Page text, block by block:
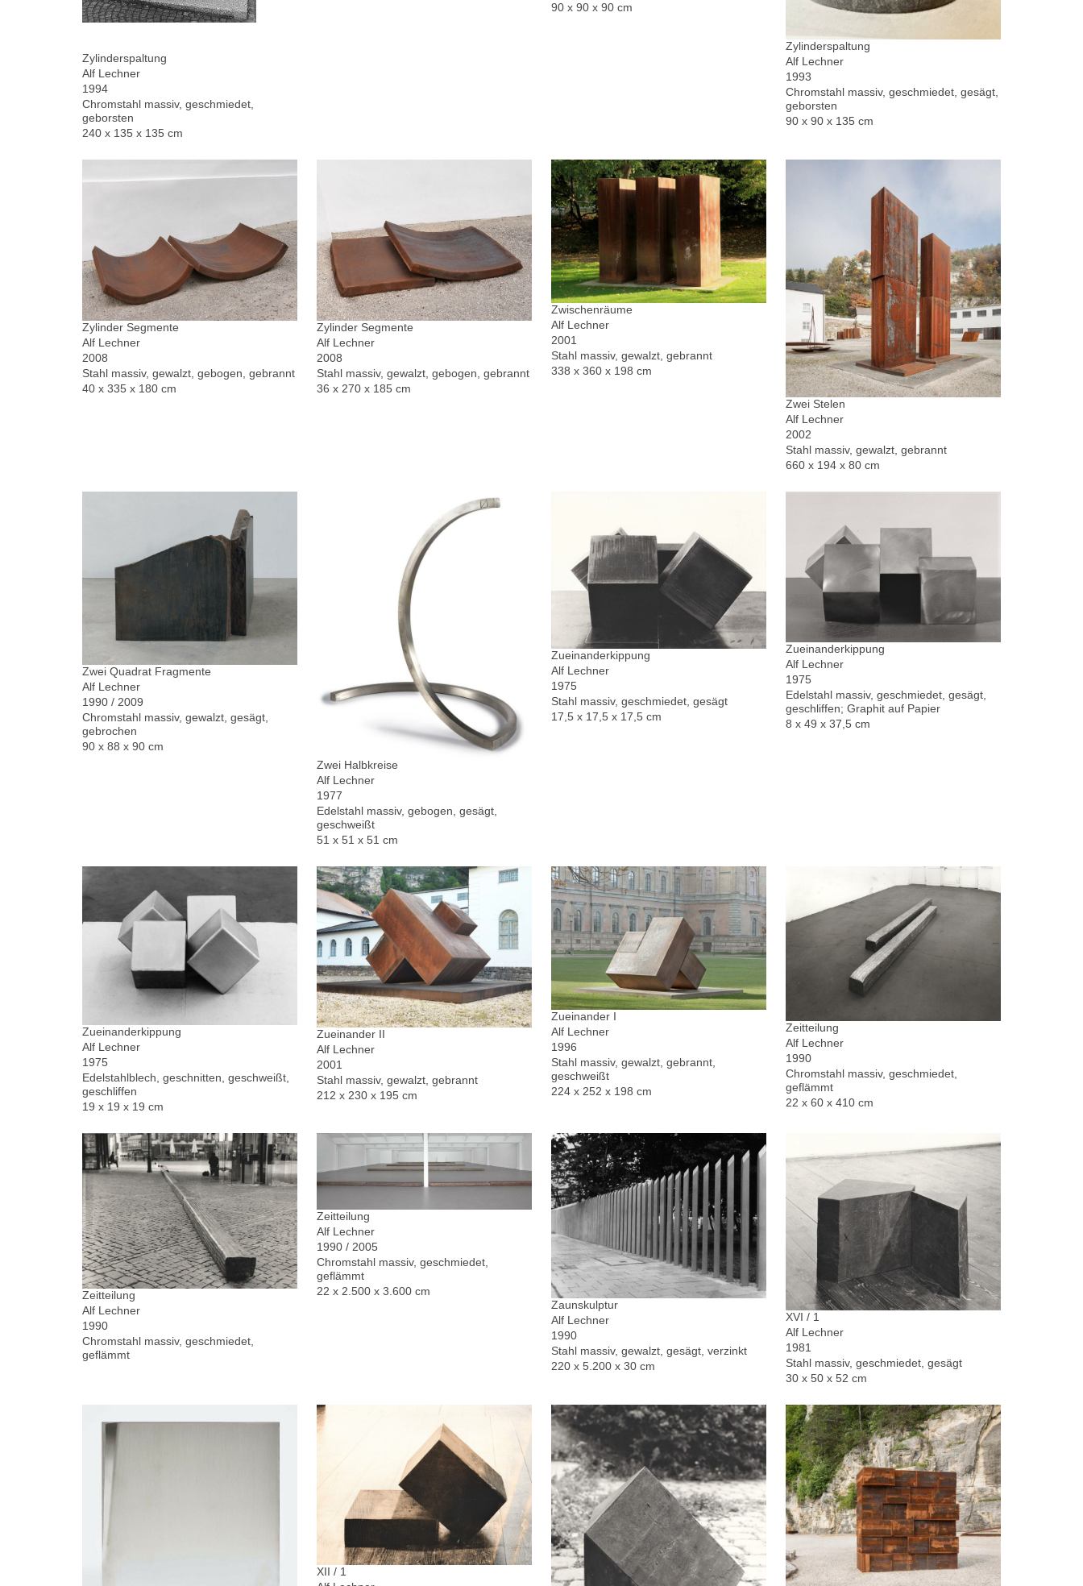
Zylinderspaltung
Alf Lechner
1994
Chromstahl massiv, geschmiedet,
geborsten
240 x 135 x 135 cm
90 x 90 x 90 cm
Zylinderspaltung
Alf Lechner
1993
Chromstahl massiv, geschmiedet, gesägt,
geborsten
90 x 90 x 135 cm
Zylinder Segmente
Alf Lechner
2008
Stahl massiv, gewalzt, gebogen, gebrannt
40 x 335 x 180 cm
Zylinder Segmente
Alf Lechner
2008
Stahl massiv, gewalzt, gebogen, gebrannt
36 x 270 x 185 cm
Zwischenräume
Alf Lechner
2001
Stahl massiv, gewalzt, gebrannt
338 x 360 x 198 cm
Zwei Stelen
Alf Lechner
2002
Stahl massiv, gewalzt, gebrannt
660 x 194 x 80 cm
Zwei Quadrat Fragmente
Alf Lechner
1990 / 2009
Chromstahl massiv, gewalzt, gesägt,
gebrochen
90 x 88 x 90 cm
Zwei Halbkreise
Alf Lechner
1977
Edelstahl massiv, gebogen, gesägt,
geschweißt
51 x 51 x 51 cm
Zueinanderkippung
Alf Lechner
1975
Stahl massiv, geschmiedet, gesägt
17,5 x 17,5 x 17,5 cm
Zueinanderkippung
Alf Lechner
1975
Edelstahl massiv, geschmiedet, gesägt,
geschliffen; Graphit auf Papier
8 x 49 x 37,5 cm
Zueinanderkippung
Alf Lechner
1975
Edelstahlblech, geschnitten, geschweißt,
geschliffen
19 x 19 x 19 cm
Zueinander II
Alf Lechner
2001
Stahl massiv, gewalzt, gebrannt
212 x 230 x 195 cm
Zueinander I
Alf Lechner
1996
Stahl massiv, gewalzt, gebrannt,
geschweißt
224 x 252 x 198 cm
Zeitteilung
Alf Lechner
1990
Chromstahl massiv, geschmiedet,
geflämmt
22 x 60 x 410 cm
Zeitteilung
Alf Lechner
1990
Chromstahl massiv, geschmiedet,
geflämmt
Zeitteilung
Alf Lechner
1990 / 2005
Chromstahl massiv, geschmiedet,
geflämmt
22 x 2.500 x 3.600 cm
Zaunskulptur
Alf Lechner
1990
Stahl massiv, gewalzt, gesägt, verzinkt
220 x 5.200 x 30 cm
XVI / 1
Alf Lechner
1981
Stahl massiv, geschmiedet, gesägt
30 x 50 x 52 cm
XII / 1